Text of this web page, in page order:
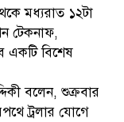
মধ্যরাত ১২টা
টেকনাফ,
একটি বিশেষ
বলেন, শুক্রবার
ট্রলার যোগে